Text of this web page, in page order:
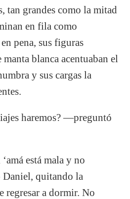
tan grandes como la mitad
en fila como
pena, sus figuras
blanca acentuaban el
y sus cargas la
haremos? —preguntó
está mala y no
quitando la
regresar a dormir. No